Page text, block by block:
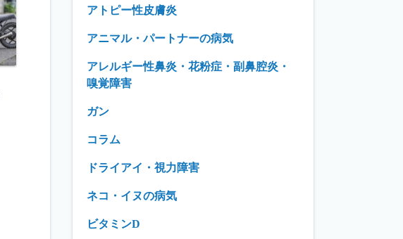
アトピー性皮膚炎
アニマル・パートナーの病気
アレルギー性鼻炎・花粉症・副鼻腔炎・
嗅覚障害
ガン
コラム
ドライアイ・視力障害
ネコ・イヌの病気
ビタミンD